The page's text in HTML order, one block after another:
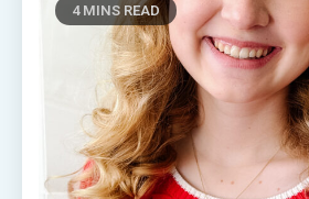
4 MINS READ